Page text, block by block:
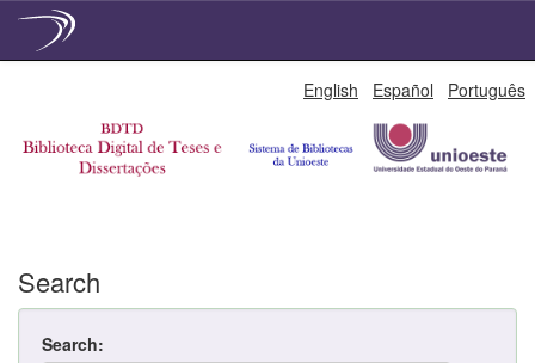
English Español Português
Search
Search: